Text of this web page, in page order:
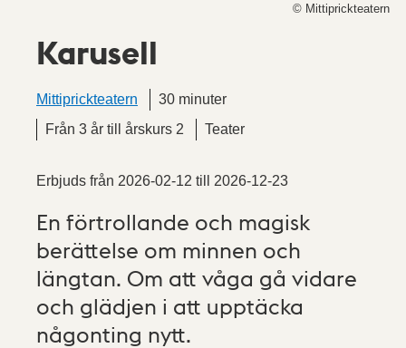
© Mittiprickteatern
Karusell
Mittiprickteatern
30 minuter
Från 3 år till årskurs 2
Teater
Erbjuds från 2026-02-12 till 2026-12-23
En förtrollande och magisk
berättelse om minnen och
längtan. Om att våga gå vidare
och glädjen i att upptäcka
någonting nytt.